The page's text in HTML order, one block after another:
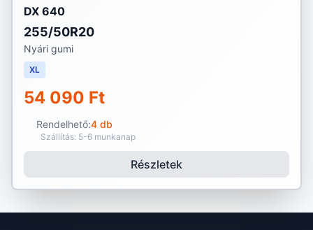
DX 640
255/50R20
Nyári gumi
XL
54 090 Ft
Rendelhető:4 db
Szállítás: 5-6 munkanap
Részletek